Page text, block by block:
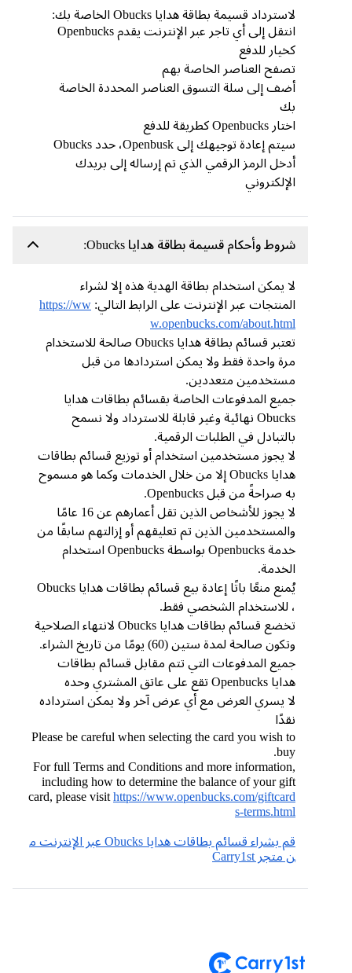
لاسترداد قسيمة بطاقة هدايا Obucks الخاصة بك:
انتقل إلى أي تاجر عبر الإنترنت يقدم Openbucks
كخيار للدفع
تصفح العناصر الخاصة بهم
أضف إلى سلة التسوق العناصر المحددة الخاصة
سيتم إعادة توجيهك إلى Openbusk، حدد Obucks
أدخل الرمز الرقمي الذي تم إرساله إلى بريدك
الإلكتروني
شروط وأحكام قسيمة بطاقة هدايا Obucks:
لا يمكن استخدام بطاقة الهدية هذه إلا لشراء
المنتجات عبر الإنترنت على الرابط التالي:https://ww
w.openbucks.com/about.html
تعتبر قسائم بطاقة هدايا Obucks صالحة للاستخدام
مرة واحدة فقط ولا يمكن استردادها من قبل
مستخدمين متعددين.
جميع المدفوعات الخاصة بقسائم بطاقات هدايا
Obucks نهائية وغير قابلة للاسترداد ولا نسمح
بالتبادل في الطلبات الرقمية.
لا يجوز مستخدمين استخدام أو توزيع قسائم بطاقات
هدايا Obucks إلا من خلال الخدمات وكما هو مسموح
به صراحةً من قبل Openbucks.
لا يجوز للأشخاص الذين تقل أعمارهم عن 16 عامًا
والمستخدمين الذين تم تعليقهم أو إزالتهم سابقًا من
خدمة Openbucks بواسطة Openbucks استخدام
الخدمة.
يُمنع منعًا باتًا إعادة بيع قسائم بطاقات هدايا Obucks
، للاستخدام الشخصي فقط.
تخضع قسائم بطاقات هدايا Obucks لانتهاء الصلاحية
وتكون صالحة لمدة ستين (60) يومًا من تاريخ الشراء.
جميع المدفوعات التي تتم مقابل قسائم بطاقات
لا يسري العرض مع أي عرض آخر ولا يمكن استرداده
Please be careful when selecting the card you wish to
For full Terms and Conditions and more information,
including how to determine the balance of your gift
card, please visithttps://www.openbucks.com/giftcard
s-terms.html
قم بشراء قسائم بطاقات هدايا Obucks عبر الإنترنت م
ن متجر Carry1st